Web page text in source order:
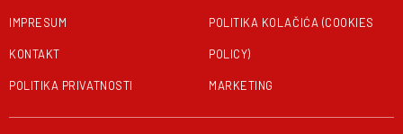
IMPRESUM
KONTAKT
POLITIKA PRIVATNOSTI
POLITIKA KOLAČIĆA (COOKIES
POLICY)
MARKETING